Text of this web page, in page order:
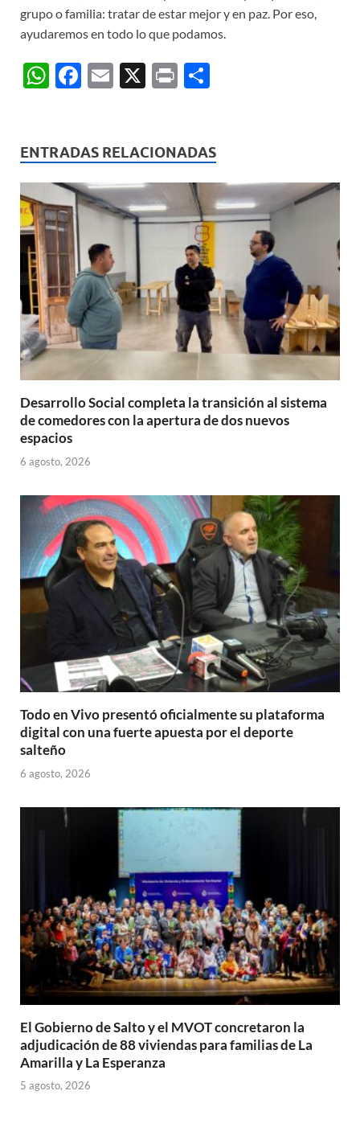
grupo o familia: tratar de estar mejor y en paz. Por eso,
ayudaremos en todo lo que podamos.
W
s
A
p
p
F
b
o
o
E
X
P
p
ar
ti
r
ENTRADAS RELACIONADAS
Desarrollo Social completa la transición al sistema
de comedores con la apertura de dos nuevos
espacios
6 agosto, 2026
Todo en Vivo presentó oficialmente su plataforma
digital con una fuerte apuesta por el deporte
salteño
6 agosto, 2026
El Gobierno de Salto y el MVOT concretaron la
adjudicación de 88 viviendas para familias de La
Amarilla y La Esperanza
5 agosto, 2026